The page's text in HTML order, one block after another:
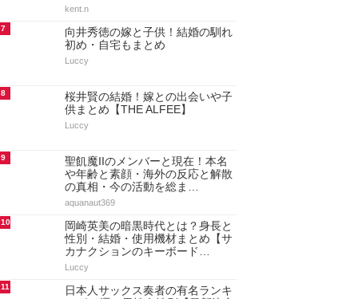
kent.n
7
向井秀徳の嫁と子供！結婚の馴れ
初め・自宅もまとめ
Luccy
8
桜井賢の結婚！嫁との出会いや子
供まとめ【THE ALFEE】
Luccy
9
聖飢魔IIのメンバーと現在！本名
や年齢と素顔・海外の反応と解散
の真相・今の活動を総ま…
aquanaut369
10
岡崎英美の暗黒時代とは？身長と
性別・結婚・使用機材まとめ【サ
カナクションのキーボード…
Luccy
11
日本人サックス奏者の有名ランキ